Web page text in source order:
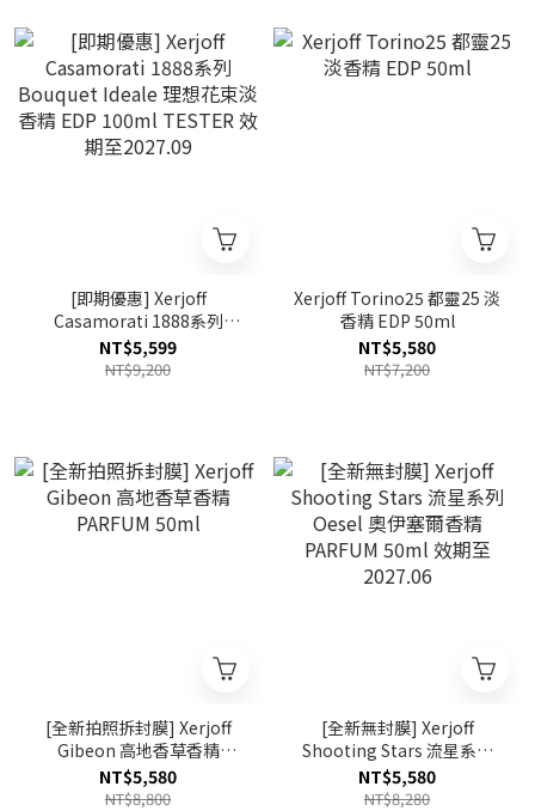
[即期優惠] Xerjoff
Casamorati 1888系列
Bouquet Ideale 理想花束淡
香精 EDP 100ml TESTER
NT$5,599
NT$9,200
Xerjoff Torino25 都靈25 淡
香精 EDP 50ml
NT$5,580
NT$7,200
[全新拍照拆封膜] Xerjoff
Gibeon 高地香草香精
PARFUM 50ml
NT$5,580
NT$8,800
[全新無封膜] Xerjoff
Shooting Stars 流星系列
Oesel 奧伊塞爾香精
PARFUM 50ml 效期至
NT$5,580
NT$8,280